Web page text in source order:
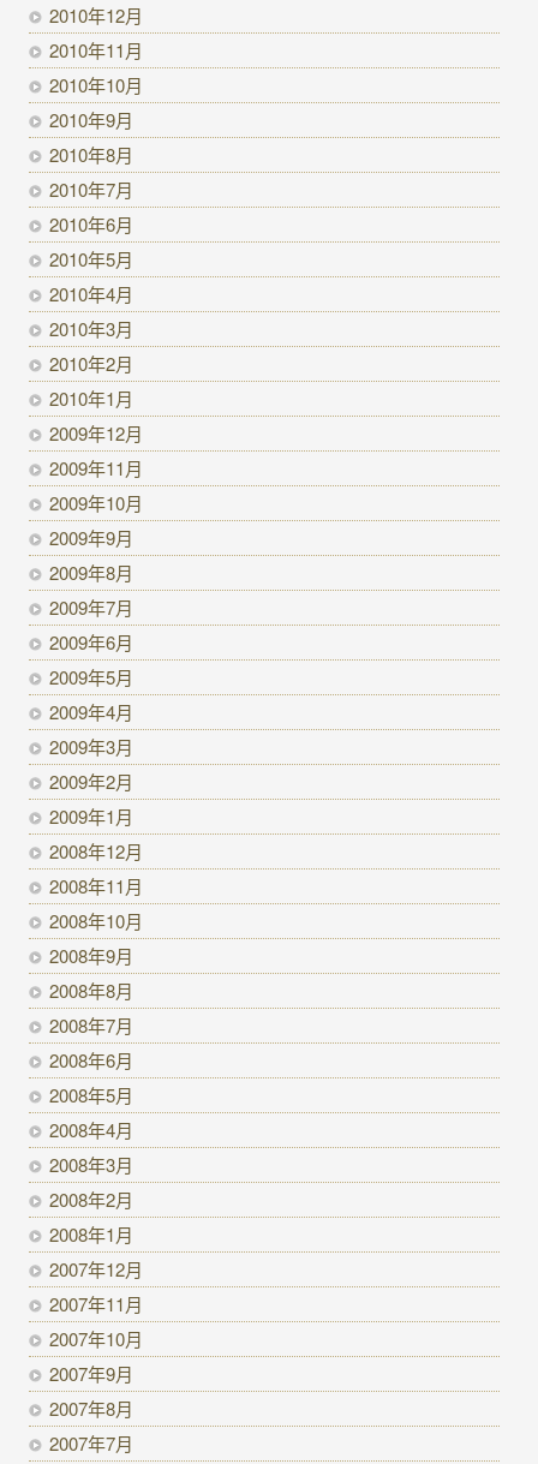
2010年12月
2010年11月
2010年10月
2010年9月
2010年8月
2010年7月
2010年6月
2010年5月
2010年4月
2010年3月
2010年2月
2010年1月
2009年12月
2009年11月
2009年10月
2009年9月
2009年8月
2009年7月
2009年6月
2009年5月
2009年4月
2009年3月
2009年2月
2009年1月
2008年12月
2008年11月
2008年10月
2008年9月
2008年8月
2008年7月
2008年6月
2008年5月
2008年4月
2008年3月
2008年2月
2008年1月
2007年12月
2007年11月
2007年10月
2007年9月
2007年8月
2007年7月